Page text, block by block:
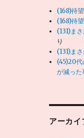
(168)待
(168)待
(131)ま
り
(131)ま
(45)20代
が減った
アーカイ